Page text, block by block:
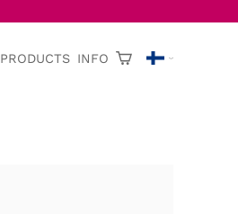
PRODUCTS INFO